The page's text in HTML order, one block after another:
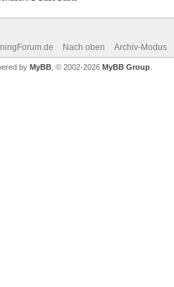
Nach oben Archiv-Modus
by MyBB , © 2002-2026 MyBB Group